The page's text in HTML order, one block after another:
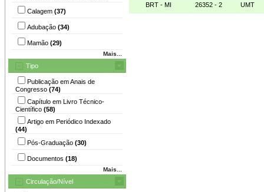
Calagem (37)
Adubação (34)
Mamão (29)
Mais...
Tipo
Publicação em Anais de
Congresso (74)
Capítulo em Livro Técnico-
Científico (58)
Artigo em Periódico Indexado
(44)
Pós-Graduação (30)
Documentos (18)
Mais...
Circulação/Nível
BRT - MI 26352 - 2 UMT